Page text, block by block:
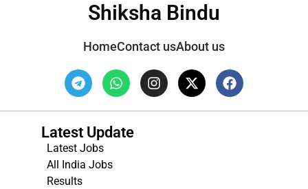
Shiksha Bindu
HomeContact usAbout us
Latest Update
Latest Jobs
All India Jobs
Results